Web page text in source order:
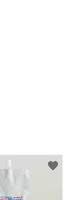
favorite